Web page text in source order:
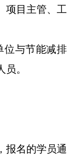
项目主管、工
位与节能减排
。
报名的学员通